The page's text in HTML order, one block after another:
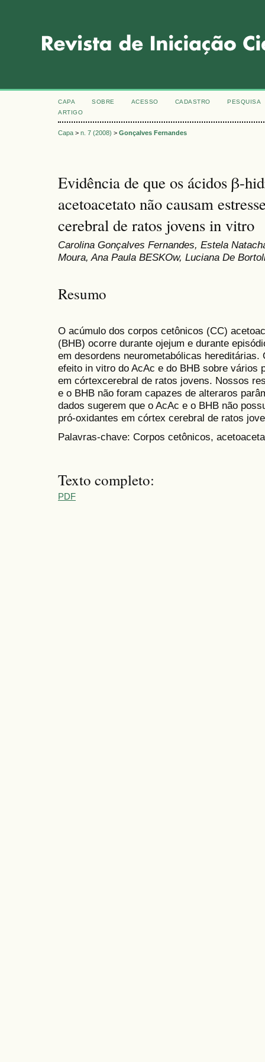
CAPA SOBRE ACESSO CADASTRO
PESQUISA
ARTIGO
Capa > n. 7 (2008) > Gonçalves Fernandes
Evidência de que os ácidos β-
acetoacetato não causam
cerebral de ratos jovens in vitro
Carolina Gonçalves Fernandes, Estela
Moura, Ana Paula BESKOw, Luciana De
Resumo
O acúmulo dos corpos cetônicos (CC)
(BHB) ocorre durante ojejum e durante
em desordens neurometabólicas
efeito in vitro do AcAc e do BHB sobre vários
em córtexcerebral de ratos jovens. Nossos
e o BHB não foram capazes de alteraros
dados sugerem que o AcAc e o BHB não
pró-oxidantes em córtex cerebral de ratos
Palavras-chave: Corpos cetônicos,
Texto completo:
PDF